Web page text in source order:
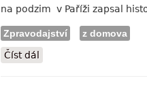
na podzim v Paříži zapsal
Zpravodajství
z domova
Číst dál